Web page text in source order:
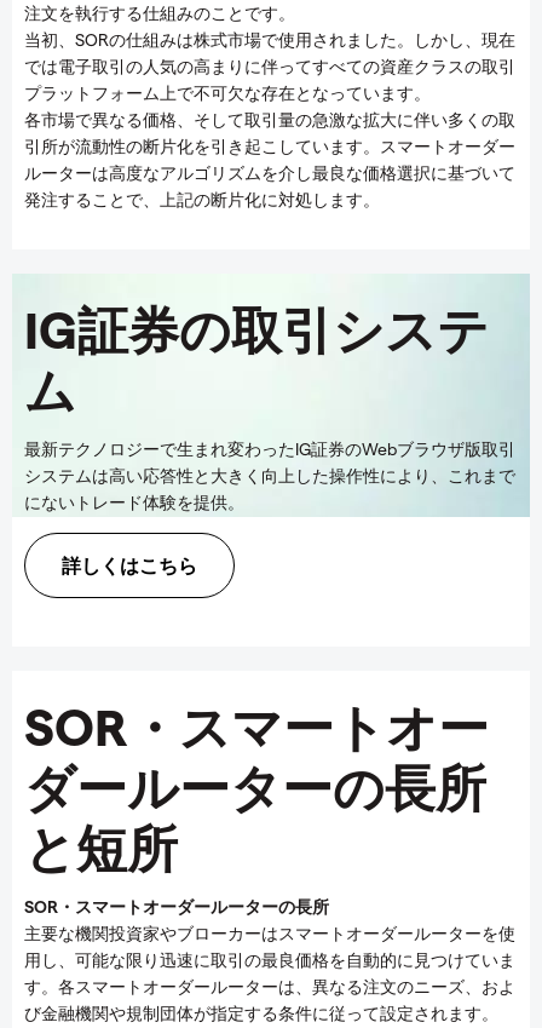
注文を執行する仕組みのことです。
当初、SORの仕組みは株式市場で使用されました。しかし、現在
では電子取引の人気の高まりに伴ってすべての資産クラスの取引
プラットフォーム上で不可欠な存在となっています。
各市場で異なる価格、そして取引量の急激な拡大に伴い多くの取
引所が流動性の断片化を引き起こしています。スマートオーダー
ルーターは高度なアルゴリズムを介し最良な価格選択に基づいて
発注することで、上記の断片化に対処します。
IG証券の取引システ
ム
最新テクノロジーで生まれ変わったIG証券のWebブラウザ版取引
システムは高い応答性と大きく向上した操作性により、これまで
にないトレード体験を提供。
詳しくはこちら
SOR・スマートオー
ダールーターの長所
と短所
SOR・スマートオーダールーターの長所
主要な機関投資家やブローカーはスマートオーダールーターを使
用し、可能な限り迅速に取引の最良価格を自動的に見つけていま
す。各スマートオーダールーターは、異なる注文のニーズ、およ
び金融機関や規制団体が指定する条件に従って設定されます。